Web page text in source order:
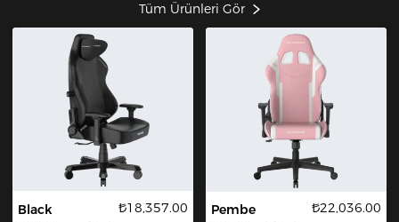
Tüm Ürünleri Gör
Black
₺18,357.00
Pembe
₺22,036.00